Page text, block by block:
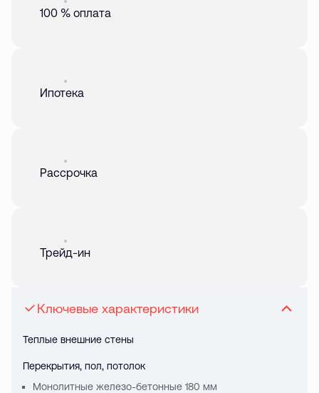
100 % оплата
Ипотека
Рассрочка
Трейд-ин
Ключевые характеристики
Теплые внешние стены
Перекрытия, пол, потолок
Монолитные железо-бетонные 180 мм